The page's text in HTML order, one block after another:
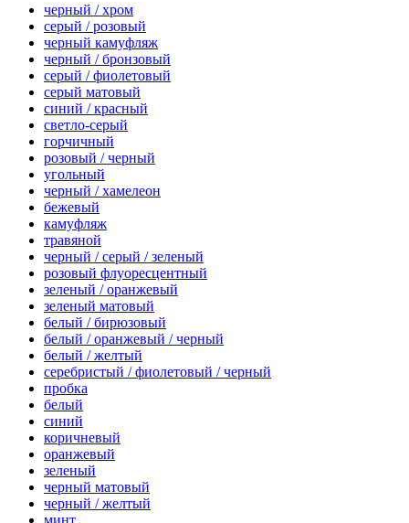
черный / хром
серый / розовый
черный камуфляж
черный / бронзовый
серый / фиолетовый
серый матовый
синий / красный
светло-серый
горчичный
розовый / черный
угольный
черный / хамелеон
бежевый
камуфляж
травяной
черный / серый / зеленый
розовый флуоресцентный
зеленый / оранжевый
зеленый матовый
белый / бирюзовый
белый / оранжевый / черный
белый / желтый
серебристый / фиолетовый / черный
пробка
белый
синий
коричневый
оранжевый
зеленый
черный матовый
черный / желтый
минт